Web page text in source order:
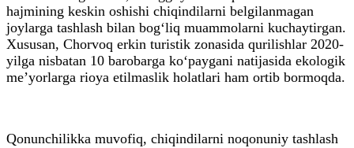
hajmining keskin oshishi chiqindilarni belgilanmagan
joylarga tashlash bilan bog‘liq muammolarni kuchaytirgan.
Xususan, Chorvoq erkin turistik zonasida qurilishlar 2020-
yilga nisbatan 10 barobarga ko‘paygani natijasida ekologik
me’yorlarga rioya etilmaslik holatlari ham ortib bormoqda.
Qonunchilikka muvofiq, chiqindilarni noqonuniy tashlash